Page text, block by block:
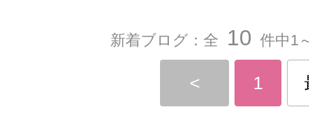
新着ブログ：全 10 件中1
< 1